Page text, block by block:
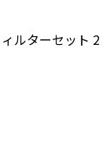
ルターセット 2